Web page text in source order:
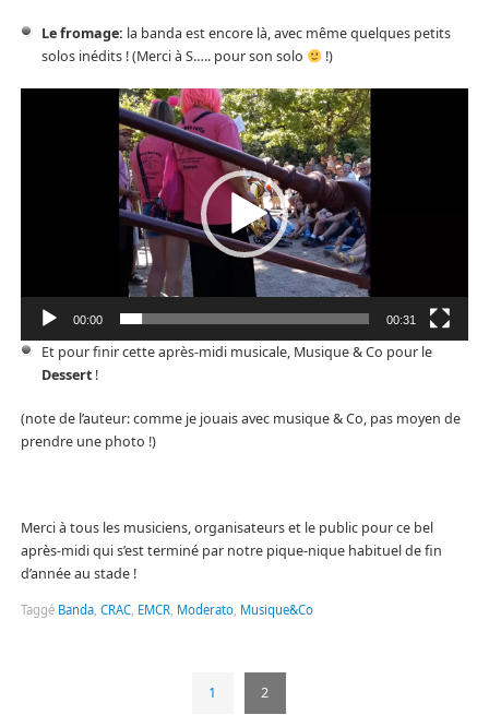
Le fromage: la banda est encore là, avec même quelques petits
solos inédits ! (Merci à S….. pour son solo
!)
00:00 00:31
Et pour finir cette après-midi musicale, Musique & Co pour le
Dessert!
(note de l’auteur: comme je jouais avec musique & Co, pas moyen de
prendre une photo !)
Merci à tous les musiciens, organisateurs et le public pour ce bel
après-midi qui s’est terminé par notre pique-nique habituel de fin
d’année au stade !
Taggé Banda, CRAC, EMCR, Moderato, Musique&Co
1 2